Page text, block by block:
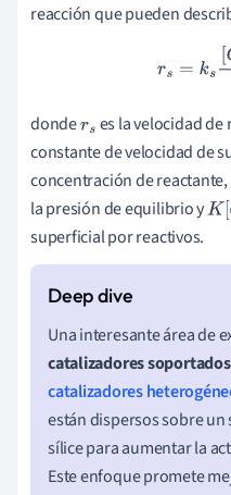
reacción que pueden
r =k s[C (
donders es la velocidad
constante de velocidad de
concentración de reactante,
la presión de equilibrio yK[ θ
superficial por reactivos.
Una interesante área de
catalizadores soportados
catalizadores
están dispersos sobre
sílice para aumentar la
Este enfoque promete